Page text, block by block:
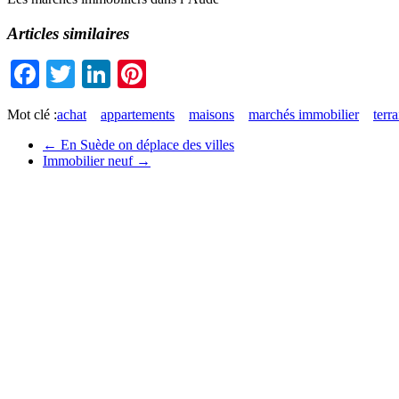
Articles similaires
Facebook
TwitterLinkedIn
Mot clé :achat appartements maisons marchés immobilier
← En Suède on déplace des villes
Immobilier neuf →